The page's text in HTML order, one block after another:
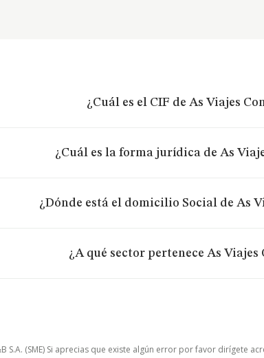
¿Cuál es el CIF de As Viajes
¿Cuál es la forma jurídica de As
¿Dónde está el domicilio Social de As
¿A qué sector pertenece As Viajes
(SME) Si aprecias que existe algún error por favor dirígete